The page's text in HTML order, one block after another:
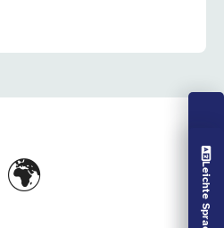
Vorlesen aus
🌍